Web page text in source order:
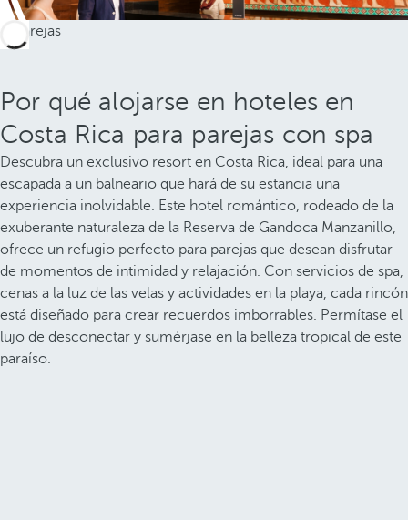
Por qué alojarse en hoteles en
Costa Rica para parejas con spa
Descubra un exclusivo resort en Costa Rica, ideal para una
escapada a un balneario que hará de su estancia una
experiencia inolvidable. Este hotel romántico, rodeado de la
exuberante naturaleza de la Reserva de Gandoca Manzanillo,
ofrece un refugio perfecto para parejas que desean disfrutar
de momentos de intimidad y relajación. Con servicios de spa,
cenas a la luz de las velas y actividades en la playa, cada rincón
está diseñado para crear recuerdos imborrables. Permítase el
lujo de desconectar y sumérjase en la belleza tropical de este
paraíso.